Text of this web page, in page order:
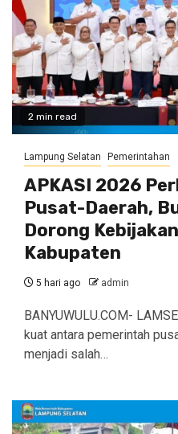
2 min read
Lampung Selatan Pemerintahan
APKASI 2026
Pusat-Daerah,
Dorong
Kabupaten
5 hari ago admin
BANYUWULU.COM-
kuat antara pemerintah
menjadi salah…